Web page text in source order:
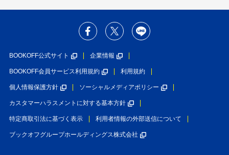
BOOKOFF公式サイト 企業情報
BOOKOFF会員サービス利用規約 利用規約
個人情報保護方針 ソーシャルメディアポリシー
カスタマーハラスメントに対する基本方針
特定商取引法に基づく表示 利用者情報の外部送信について
ブックオフグループホールディングス株式会社